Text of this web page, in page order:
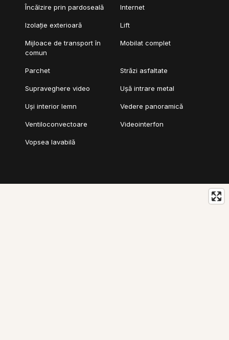
Încălzire prin pardoseală Internet
Izolație exterioară Lift
Mijloace de transport în
comun
Mobilat complet
Parchet Străzi asfaltate
Supraveghere video Ușă intrare metal
Uși interior lemn Vedere panoramică
Ventiloconvectoare Videointerfon
Vopsea lavabilă